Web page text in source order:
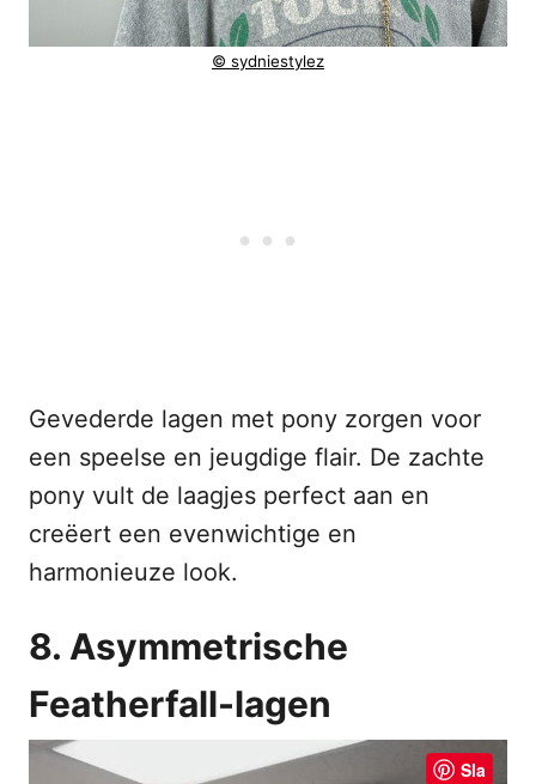
© sydniestylez
Gevederde lagen met pony zorgen voor
een speelse en jeugdige flair. De zachte
pony vult de laagjes perfect aan en
creëert een evenwichtige en
harmonieuze look.
8. Asymmetrische
Featherfall-lagen
Sla